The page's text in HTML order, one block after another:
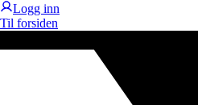
Logg inn
Til forsiden